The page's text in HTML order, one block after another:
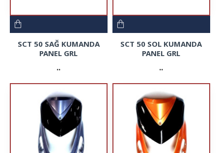
SCT 50 SAĞ KUMANDA
PANEL GRL
..
SCT 50 SOL KUMANDA
PANEL GRL
..